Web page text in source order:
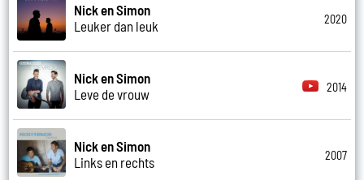
Nick en Simon
Leuker dan leuk
2020
Nick en Simon
Leve de vrouw
2014
Nick en Simon
Links en rechts
2007